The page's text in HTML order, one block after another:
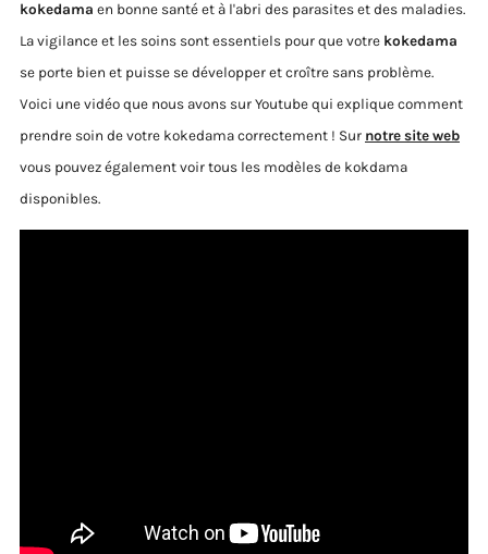
kokedama en bonne santé et à l'abri des parasites et des maladies.
La vigilance et les soins sont essentiels pour que votre kokedama
se porte bien et puisse se développer et croître sans problème.
Voici une vidéo que nous avons sur Youtube qui explique comment
prendre soin de votre kokedama correctement ! Sur notre site web
vous pouvez également voir tous les modèles de kokdama
disponibles.